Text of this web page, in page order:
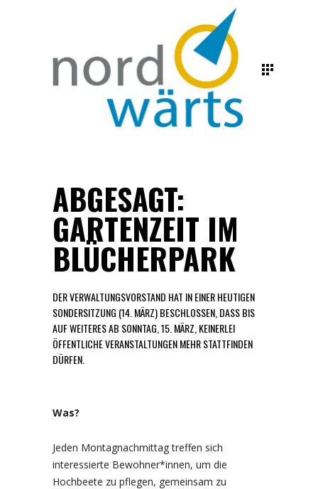
ABGESAGT:
GARTENZEIT IM
BLÜCHERPARK
DER VERWALTUNGSVORSTAND HAT IN EINER HEUTIGEN
SONDERSITZUNG (14. MÄRZ) BESCHLOSSEN, DASS BIS
AUF WEITERES AB SONNTAG, 15. MÄRZ, KEINERLEI
ÖFFENTLICHE VERANSTALTUNGEN MEHR STATTFINDEN
DÜRFEN.
Was?
Jeden Montagnachmittag treffen sich
interessierte Bewohner*innen, um die
Hochbeete zu pflegen, gemeinsam zu